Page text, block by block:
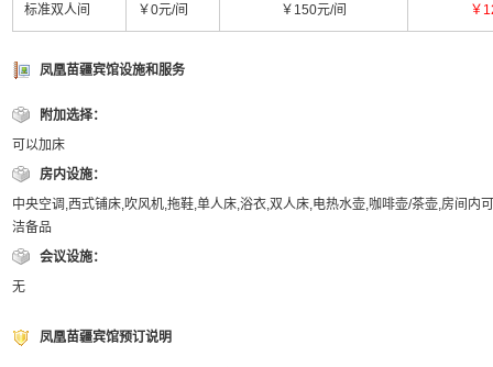
标准双人间 ￥0元/间 ￥150元/间 ￥
凤凰苗疆宾馆设施和服务
附加选择：
可以加床
房内设施：
中央空调,西式铺床,吹风机,拖鞋,单人床,浴衣,双人床,电热水壶,咖啡壶/茶壶,房间内
洁备品
会议设施：
无
凤凰苗疆宾馆预订说明